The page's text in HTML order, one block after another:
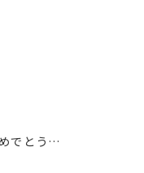
明けましておめでとうございます！